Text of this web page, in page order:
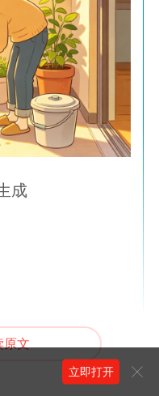
成
拍即时捕杀；蚊
气雾剂，日常可
原文
立即打开